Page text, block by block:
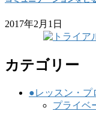
2017年2月1日
カテゴリー
●レッスン・プ
プライベ